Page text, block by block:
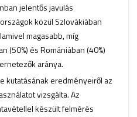
jelentős javulás
közül Szlovákiában
magasabb, míg
(50%) és Romániában (40%)
aránya.
kutatásának eredményeiről az
vizsgálta. Az
készült felmérés